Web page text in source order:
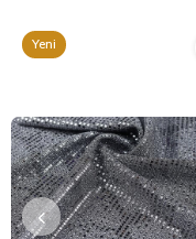
Yeni